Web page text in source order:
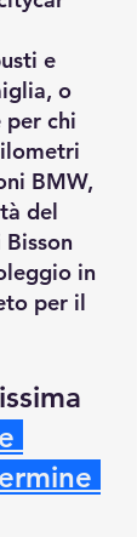
e
o
per chi
BMW,
del
in
per il